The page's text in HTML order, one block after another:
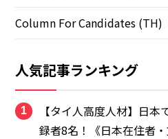
Column For Candidates (TH)
人気記事ランキング
1
【タイ人高度人材】日
録者8名！《日本在住者